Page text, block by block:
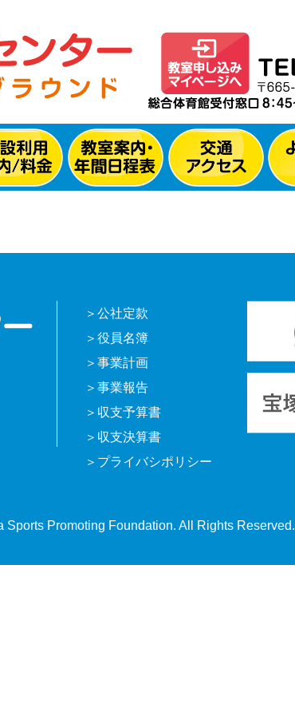
公社定款
役員名簿
事業計画
事業報告
収支予算書
収支決算書
プライバシポリシー
Sports Promoting Foundation. All Rights Reserved.